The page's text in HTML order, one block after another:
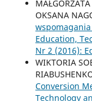
OKSANA
Education,
Nr 2 (2016):
WIKTORIA
Conversion
Technology